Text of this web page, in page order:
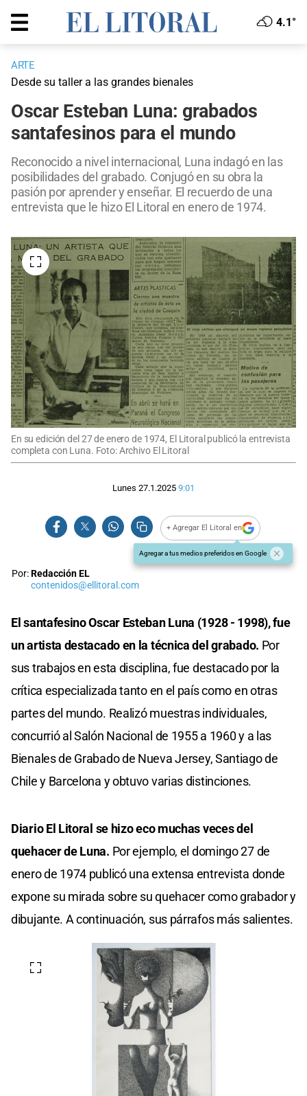
4.1°
ARTE
Desde su taller a las grandes bienales
Oscar Esteban Luna: grabados
santafesinos para el mundo
Reconocido a nivel internacional, Luna indagó en las
posibilidades del grabado. Conjugó en su obra la
pasión por aprender y enseñar. El recuerdo de una
entrevista que le hizo El Litoral en enero de 1974.
En su edición del 27 de enero de 1974, El Litoral publicó la entrevista
completa con Luna. Foto: Archivo El Litoral
Lunes 27.1.2025 9:01
+ Agregar El Litoral en
Agregar a tus medios preferidos en Google
Por:Redacción EL
contenidos@ellitoral.com
El santafesino Oscar Esteban Luna (1928 - 1998), fue
un artista destacado en la técnica del grabado. Por
sus trabajos en esta disciplina, fue destacado por la
crítica especializada tanto en el país como en otras
partes del mundo. Realizó muestras individuales,
concurrió al Salón Nacional de 1955 a 1960 y a las
Bienales de Grabado de Nueva Jersey, Santiago de
Chile y Barcelona y obtuvo varias distinciones.
Diario El Litoral se hizo eco muchas veces del
quehacer de Luna. Por ejemplo, el domingo 27 de
enero de 1974 publicó una extensa entrevista donde
expone su mirada sobre su quehacer como grabador y
dibujante. A continuación, sus párrafos más salientes.